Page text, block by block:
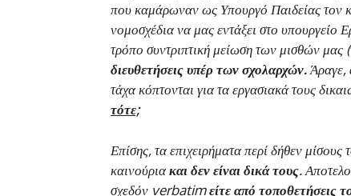
που καμάρωναν ως Υπουργό Παιδείας τον
νομοσχέδια να μας εντάξει στο
τρόπο συντριπτική μείωση των μισθών μας
διευθετήσεις υπέρ των σχολαρχών.Άραγε,
τάχα κόπτονται για τα εργασιακά τους
τότε;
Επίσης, τα επιχειρήματα περί δήθεν
καινούριακαι δεν είναι δικά τους.
σχεδόν verbatimείτε από τοποθετήσεις